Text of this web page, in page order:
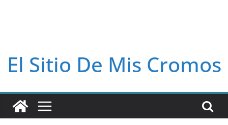
El Sitio De Mis Cromos